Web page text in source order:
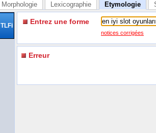
Morphologie Lexicographie Etymologie
TLFi Entrez une forme
notices corrigées
Erreur